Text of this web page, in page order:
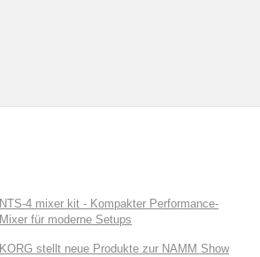
NTS-4 mixer kit - Kompakter Performance-
Mixer für moderne Setups
KORG stellt neue Produkte zur NAMM Show